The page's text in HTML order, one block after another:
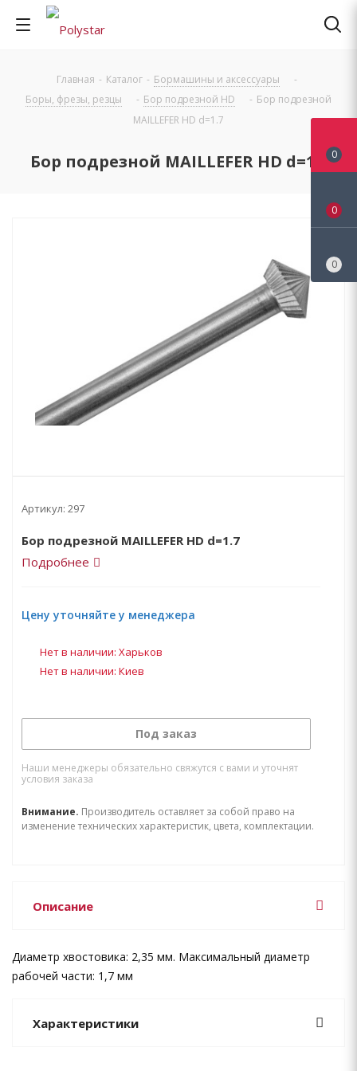
Главная - Каталог - Бормашины и аксессуары
-
Боры, фрезы, резцы
- Бор подрезной HD - Бор подрезной
MAILLEFER HD d=1.7
Бор подрезной MAILLEFER HD d=1.7
Артикул: 297
Бор подрезной MAILLEFER HD d=1.7
Подробнее
Цену уточняйте у менеджера
Нет в наличии: Харьков
Нет в наличии: Киев
Под заказ
Наши менеджеры обязательно свяжутся с вами и уточнят
условия заказа
Внимание. Производитель оставляет за собой право на
изменение технических характеристик, цвета, комплектации.
Описание
Диаметр хвостовика: 2,35 мм. Максимальный диаметр
рабочей части: 1,7 мм
Характеристики
0
0
0